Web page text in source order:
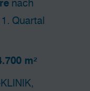
nach
Quartal
m²